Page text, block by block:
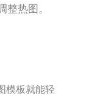
热图。
模板就能轻